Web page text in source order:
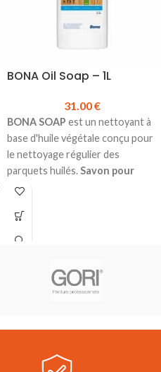
BONA Oil Soap – 1L
31.00€
BONA SOAP est un nettoyant à
base d'huile végétale conçu pour
le nettoyage régulier des
parquets huilés.Savon pour
parquet huilé
Concentré donc économique
Protection longue durée
Bidon de 1L
Prix TTC à l'unité :31.00 €